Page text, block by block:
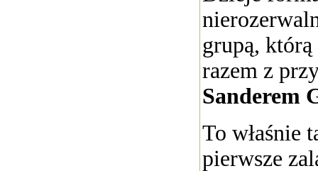
grupą, którą
razem z
Sanderem
To właśnie
pierwsze